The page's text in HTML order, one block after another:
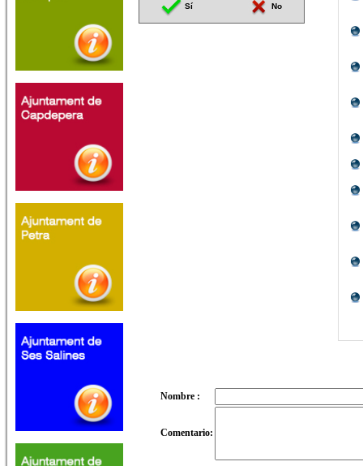
Sí No
Nombre :
Comentario: